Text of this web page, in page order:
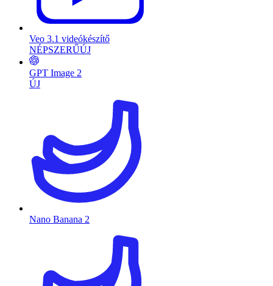
Veo 3.1 videókészítő
NÉPSZERŰÚJ
GPT Image 2
ÚJ
Nano Banana 2